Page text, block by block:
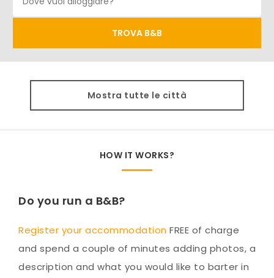
Mostra tutte le città
HOW IT WORKS?
Do you run a B&B?
Register your accommodation FREE of charge
and spend a couple of minutes adding photos, a
description and what you would like to barter in